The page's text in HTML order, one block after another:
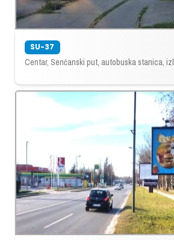
SU-37
Centar, Senćanski put, autobuska stanica,